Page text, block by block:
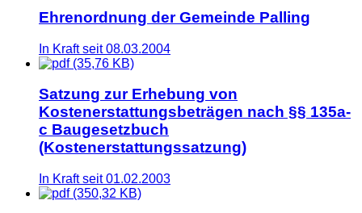
Ehrenordnung der Gemeinde Palling
In Kraft seit 08.03.2004
(35,76 KB)
Satzung zur Erhebung von
Kostenerstattungsbeträgen nach §§ 135a-
c Baugesetzbuch
(Kostenerstattungssatzung)
In Kraft seit 01.02.2003
(350,32 KB)